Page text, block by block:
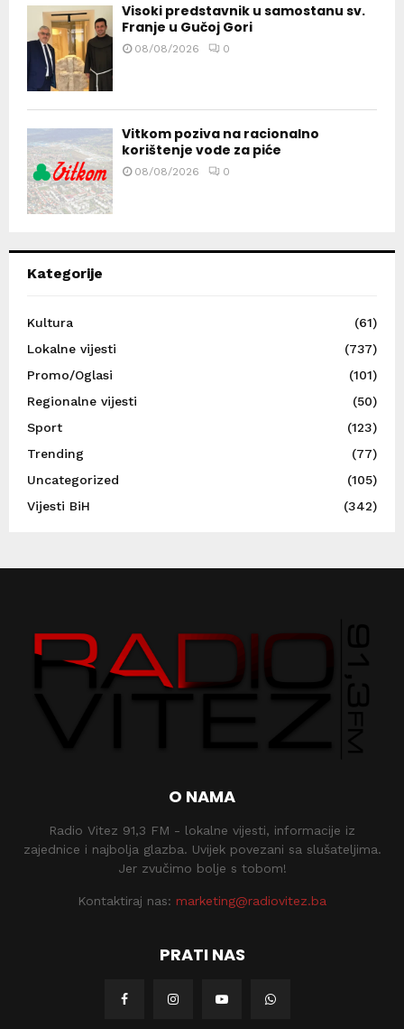
Visoki predstavnik u samostanu sv.
Franje u Gučoj Gori
08/08/2026 0
Vitkom poziva na racionalno
korištenje vode za piće
08/08/2026 0
Kategorije
Kultura
(61)
Lokalne vijesti
(737)
Promo/Oglasi
(101)
Regionalne vijesti
(50)
Sport
(123)
Trending
(77)
Uncategorized
(105)
Vijesti BiH
(342)
O NAMA
Radio Vitez 91,3 FM - lokalne vijesti, informacije iz
zajednice i najbolja glazba. Uvijek povezani sa slušateljima.
Jer zvučimo bolje s tobom!
Kontaktiraj nas: marketing@radiovitez.ba
PRATI NAS